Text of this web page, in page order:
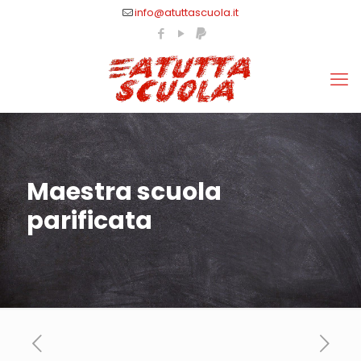
info@atuttascuola.it
Maestra scuola
parificata